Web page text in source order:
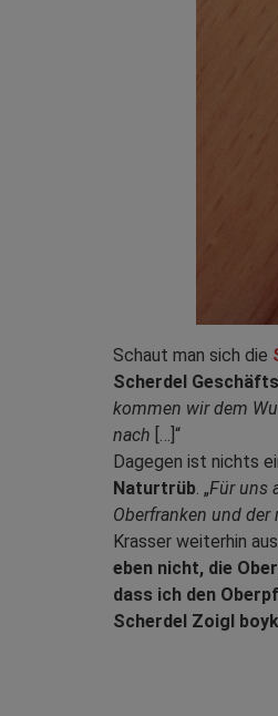
Schaut man sich die
Scherdel
kommen wir dem
nach […]“
Dagegen ist nichts
Naturtrüb . „Für uns
Oberfranken und
Krasser weiterhin
eben nicht, die
dass ich den
Scherdel Zoigl